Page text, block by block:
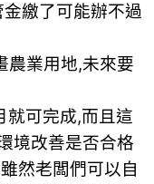
繳了可能辦不過
農業用地,未來要
就可完成,而且這
境改善是否合格
然老闆們可以自